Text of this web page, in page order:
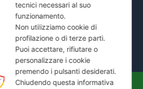
Servite →
tecnici necessari al suo
funzionamento.
Non utilizziamo cookie di
profilazione o di terze parti.
Puoi accettare, rifiutare o
personalizzare i cookie
premendo i pulsanti desiderati.
Chiudendo questa informativa